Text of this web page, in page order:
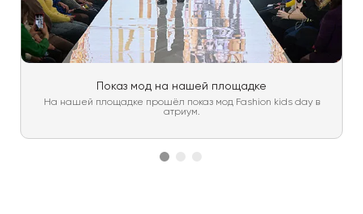
Показ мод на нашей площадке
На нашей площадке прошёл показ мод Fashion kids day в
атриум.